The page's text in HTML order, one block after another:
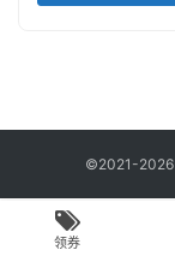
©2021-2026
领券